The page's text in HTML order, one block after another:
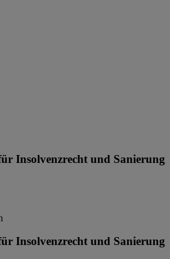
Insolvenzrecht und Sanierung
Insolvenzrecht und Sanierung